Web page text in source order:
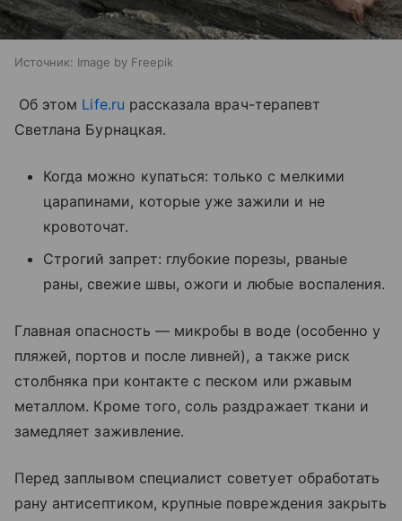
Источник: Image by Freepik
Об этом Life.ru рассказала врач-терапевт
Светлана Бурнацкая.
Когда можно купаться: только с мелкими
царапинами, которые уже зажили и не
кровоточат.
Строгий запрет: глубокие порезы, рваные
раны, свежие швы, ожоги и любые воспаления.
Главная опасность — микробы в воде (особенно у
пляжей, портов и после ливней), а также риск
столбняка при контакте с песком или ржавым
металлом. Кроме того, соль раздражает ткани и
замедляет заживление.
Перед заплывом специалист советует обработать
рану антисептиком, крупные повреждения закрыть